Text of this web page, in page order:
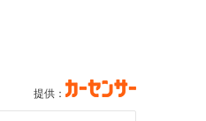
提供：